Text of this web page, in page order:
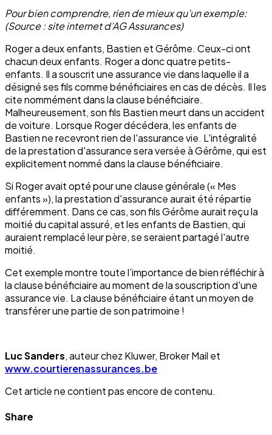
Pour bien comprendre, rien de mieux qu’un exemple:
(Source : site internet d’AG Assurances)
Roger a deux enfants, Bastien et Gérôme. Ceux-ci ont
chacun deux enfants. Roger a donc quatre petits-
enfants. Il a souscrit une assurance vie dans laquelle il a
désigné ses fils comme bénéficiaires en cas de décès. Il les
cite nommément dans la clause bénéficiaire.
Malheureusement, son fils Bastien meurt dans un accident
de voiture. Lorsque Roger décédera, les enfants de
Bastien ne recevront rien de l'assurance vie. L'intégralité
de la prestation d'assurance sera versée à Gérôme, qui est
explicitement nommé dans la clause bénéficiaire.
Si Roger avait opté pour une clause générale (« Mes
enfants »), la prestation d'assurance aurait été répartie
différemment. Dans ce cas, son fils Gérôme aurait reçu la
moitié du capital assuré, et les enfants de Bastien, qui
auraient remplacé leur père, se seraient partagé l'autre
moitié.
Cet exemple montre toute l’importance de bien réfléchir à
la clause bénéficiaire au moment de la souscription d'une
assurance vie. La clause bénéficiaire étant un moyen de
transférer une partie de son patrimoine !
Luc Sanders, auteur chez Kluwer, Broker Mail et
www.courtierenassurances.be
Cet article ne contient pas encore de contenu.
Share